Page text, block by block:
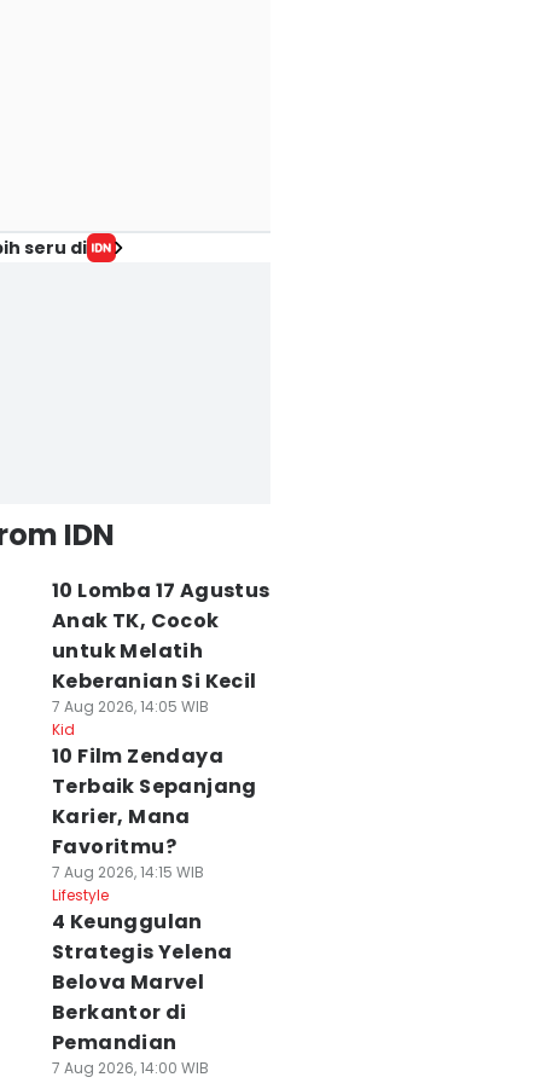
seru di
IDN
10 Lomba 17 Agustus
Anak TK, Cocok
untuk Melatih
Keberanian Si Kecil
7 Aug 2026, 14:05 WIB
Kid
10 Film Zendaya
Terbaik Sepanjang
Karier, Mana
Favoritmu?
7 Aug 2026, 14:15 WIB
Lifestyle
4 Keunggulan
Strategis Yelena
Belova Marvel
Berkantor di
Pemandian
7 Aug 2026, 14:00 WIB